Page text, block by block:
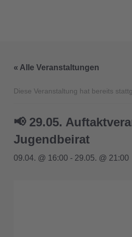
« Alle Veranstaltungen
Diese Veranstaltung hat bereits
📢 29.05.
Jugendbeirat
09.04. @ 16:00 - 29.05. @ 21:00